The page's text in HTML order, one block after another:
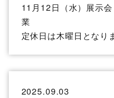
11月12日（水）展示
業
定休日は木曜日となり
2025.09.03